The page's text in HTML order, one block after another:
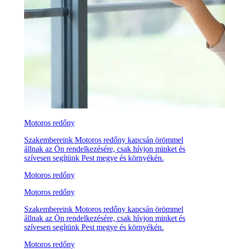
Motoros redőny
Szakembereink Motoros redőny kapcsán örömmel
állnak az Ön rendelkezésére, csak hívjon minket és
szívesen segítünk Pest megye és környékén.
Motoros redőny
Motoros redőny
Szakembereink Motoros redőny kapcsán örömmel
állnak az Ön rendelkezésére, csak hívjon minket és
szívesen segítünk Pest megye és környékén.
Motoros redőny